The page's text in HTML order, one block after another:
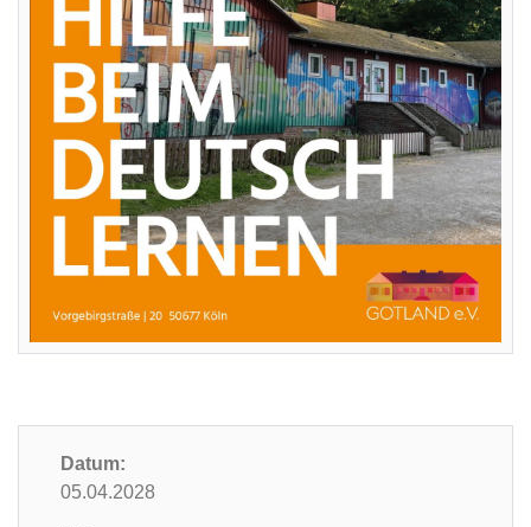
Datum:
05.04.2028